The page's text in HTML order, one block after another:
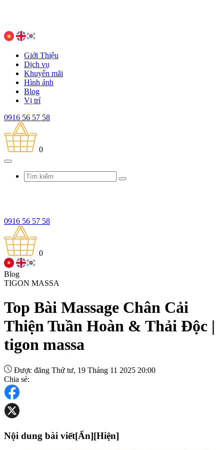
Giới Thiệu
Dịch vụ
Khuyến mãi
Hình ảnh
Blog
Vị trí
0916 56 57 58
0
0916 56 57 58
0
Blog
TIGON MASSA
Top Bài Massage Chân Cải
Thiện Tuần Hoàn & Thải Độc |
tigon massa
Được đăng Thứ tư, 19 Tháng 11 2025 20:00
Chia sẻ:
Nội dung bài viết[Ẩn][Hiện]